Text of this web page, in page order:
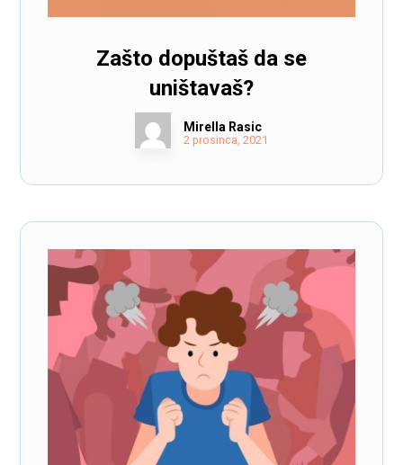
Zašto dopuštaš da se
uništavaš?
Mirella Rasic
2 prosinca, 2021